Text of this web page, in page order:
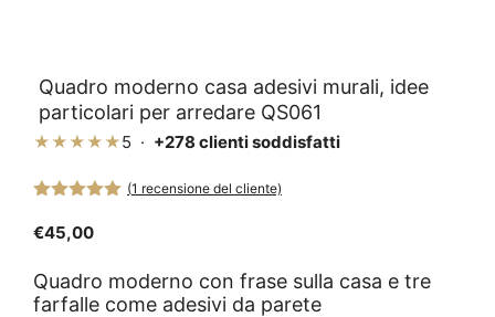
Quadro moderno casa adesivi murali, idee
particolari per arredare QS061
★★★★★5 · +278 clienti soddisfatti
(1 recensione del cliente)
€45,00
Quadro moderno con frase sulla casa e tre
farfalle come adesivi da parete